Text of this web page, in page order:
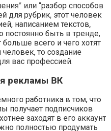
или “разбор способов
для рубрик, этот человек
написанием текстов,
быть в тренде,
больше всего и чего хотят
то создание
вас профессией.
рекламы ВК
работника в том, что
получает подписчиков
заходят в его аккаунт
полностью продумать